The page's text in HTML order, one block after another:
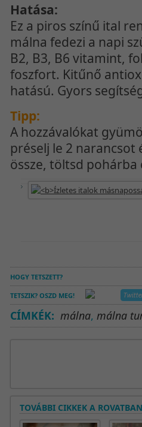
Hatása:
Ez a piros színű ital
málna fedezi a napi
B2, B3, B6 vitamint,
foszfort. Kitűnő
hatású. Gyors
Tipp:
A hozzávalókat
préselj le 2 narancsot
össze, töltsd pohárba
HOGY TETSZETT?
TETSZIK? OSZD MEG!
CÍMKÉK: málna, málna
TOVÁBBI CIKKEK A ROVATBAN